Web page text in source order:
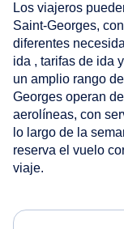
Los viajeros
Saint-Georges,
diferentes
ida , tarifas de ida
un amplio rango
Georges operan
aerolíneas, con
lo largo de la
reserva el vuelo
viaje.